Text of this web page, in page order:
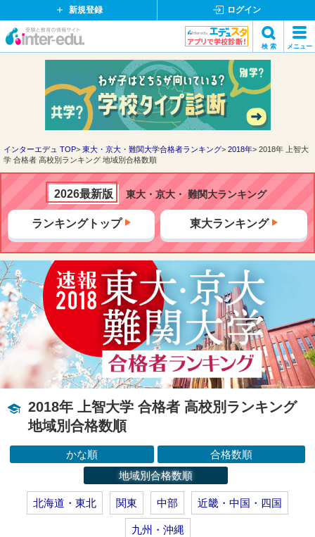
新規登録 ログイン
イ
ド
ッ
ト
検 索 メニュー
検索
インターエデュ TOP 東大・京大・難関大学合格者ランキング 2018年
2018年 上智大
学 合格者 高校別ランキング 地域別合格数順
2026最新版 東大・京大・ 難関大ランキング
ランキングトップ 東大ランキング
2018年 上智大学 合格者 高校別ランキング
地域別合格数順
かな順
合格数順
地域別合格数順
北海道・東北 関東 中部 近畿・中国・四国
九州・沖縄